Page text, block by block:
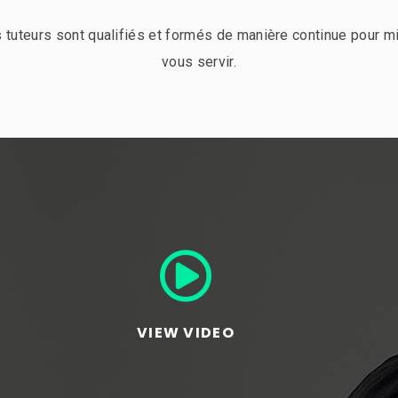
tuteurs sont qualifiés et formés de manière continue pour
vous servir.